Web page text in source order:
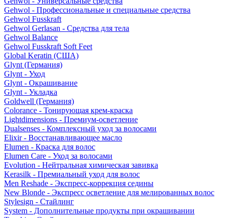
Gehwol - Профессиональные и специальные средства
Gehwol Fusskraft
Gehwol Gerlasan - Средства для тела
Gehwol Balance
Gehwol Fusskraft Soft Feet
Global Keratin (США)
Glynt (Германия)
Glynt - Уход
Glynt - Окрашивание
Glynt - Укладка
Goldwell (Германия)
Colorance - Тонирующая крем-краска
Lightdimensions - Премиум-осветление
Dualsenses - Комплексный уход за волосами
Elixir - Восстанавливающее масло
Elumen - Краска для волос
Elumen Care - Уход за волосами
Evolution - Нейтральная химическая завивка
Kerasilk - Премиальный уход для волос
Men Reshade - Экспресс-коррекция седины
New Blonde - Экспресс осветление для мелированных волос
Stylesign - Стайлинг
System - Дополнительные продукты при окрашивании